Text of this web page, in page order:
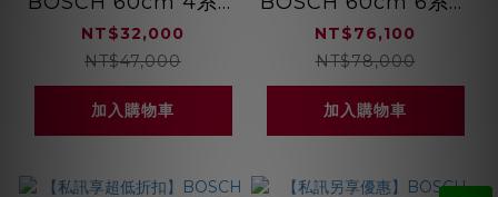
獨立式洗碗機 熱能交
換裝置 5段洗程
SMS4HAW00X
NT$32,000
NT$47,000
加入購物車
全嵌式洗碗機 沸石烘
乾 220V 自動開門
SMV6YCX05E
NT$76,100
NT$78,000
加入購物車